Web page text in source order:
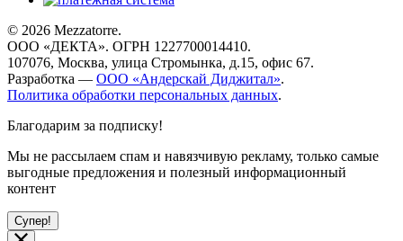
© 2026 Mezzatorre.
ООО «ДЕКТА». ОГРН 1227700014410.
107076, Москва, улица Стромынка, д.15, офис 67.
Разработка — ООО «Андерскай Диджитал».
Политика обработки персональных данных.
Благодарим за подписку!
Мы не рассылаем спам и навязчивую рекламу, только самые
выгодные предложения и полезный информационный
контент
Супер!